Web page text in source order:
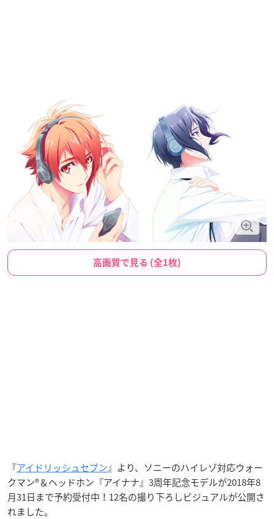
高画質で見る (全1枚)
『アイドリッシュセブン』より、ソニーのハイレゾ対応ウォー
クマン®＆ヘッドホン『アイナナ』3周年記念モデルが2018年8
月31日まで予約受付中！12名の撮り下ろしビジュアルが公開さ
れました。